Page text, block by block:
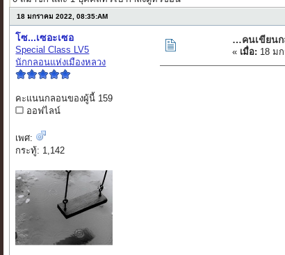
18 มกราคม 2022, 08:35:AM
โซ...เซอะเซอ
Special Class LV5
นักกลอนแห่งเมืองหลวง
คะแนนกลอนของผู้นี้ 159
ออฟไลน์
เพศ:
กระทู้: 1,142
…คนเขียน
« เมื่อ: 18 ม